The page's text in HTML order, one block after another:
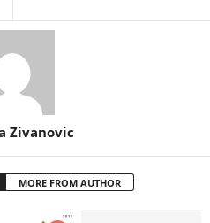
Zivanovic
MORE FROM AUTHOR